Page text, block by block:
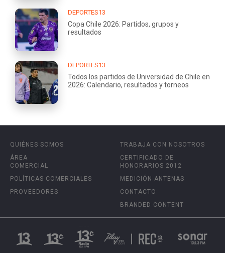
DEPORTES13
Copa Chile 2026: Partidos, grupos y
resultados
DEPORTES13
Todos los partidos de Universidad de Chile en
2026: Calendario, resultados y torneos
QUIÉNES SOMOS
ÁREA
COMERCIAL
POLÍTICAS COMERCIALES
PROVEEDORES
TRABAJA CON NOSOTROS
CERTIFICADO DE
HONORARIOS 2012
MEDICIÓN ANTENAS
CONTACTO
BRANDED CONTENT